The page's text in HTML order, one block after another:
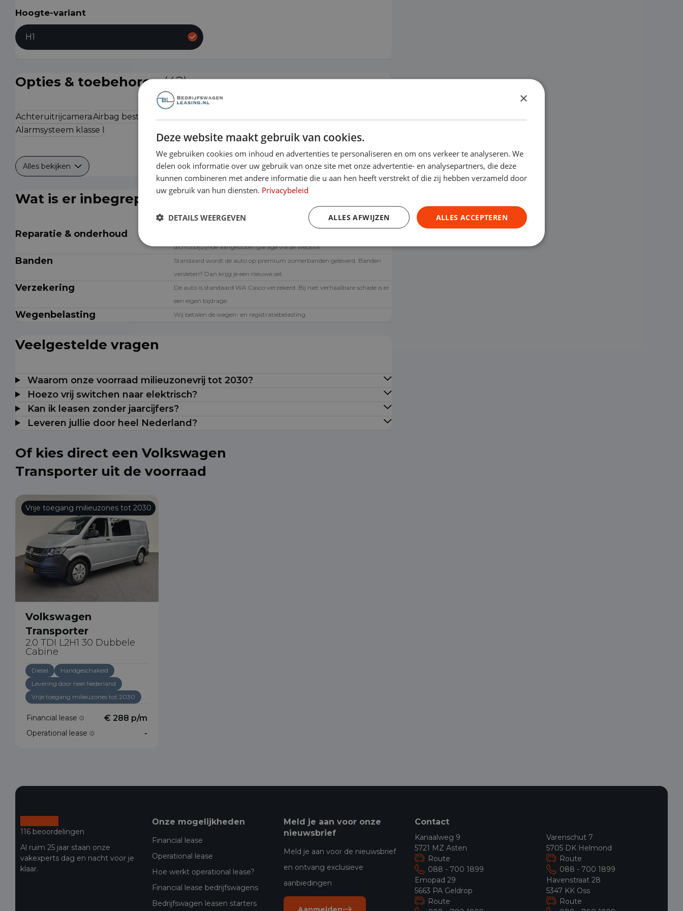
Hoogte-variant
H1
Opties & toebehoren(42)
AchteruitrijcameraAirbag bestuurder
Alarmsysteem klasse I
Alles bekijken
Wat is er inbegrepen?
Reparatie & onderhoud
dichtstbijzijnde aangesloten garage via de website.
Banden
Standaard wordt de auto op premium zomerbanden geleverd. Banden
versleten? Dan krijg je een nieuwe set.
Verzekering
De auto is standaard WA Casco verzekerd. Bij niet verhaalbare schade is er
een eigen bijdrage.
Wegenbelasting Wij betalen de wegen- en registratiebelasting.
Veelgestelde vragen
Waarom onze voorraad milieuzonevrij tot 2030?
Hoezo vrij switchen naar elektrisch?
Kan ik leasen zonder jaarcijfers?
Leveren jullie door heel Nederland?
Of kies direct een Volkswagen
Transporter uit de voorraad
Vrije toegang milieuzones tot 2030
Volkswagen
Transporter
2.0 TDI L2H1 30 Dubbele
Cabine
Diesel
Handgeschakeld
Levering door heel Nederland
Vrije toegang milieuzones tot 2030
Financial lease € 288 p/m
Operational lease -
116 beoordelingen
Al ruim 25 jaar staan onze
vakexperts dag en nacht voor je
klaar.
Onze mogelijkheden
Financial lease
Operational lease
Hoe werkt operational lease?
Financial lease bedrijfswagens
Bedrijfswagen leasen starters
Meld je aan voor onze
nieuwsbrief
Meld je aan voor de nieuwsbrief
en ontvang exclusieve
aanbiedingen
Contact
Kanaalweg 9
5721 MZ Asten
Route
088 - 700 1899
Emopad 29
5663 PA Geldrop
Route
Varenschut 7
5705 DK Helmond
Route
088 - 700 1899
Havenstraat 28
5347 KK Oss
Route
×
Deze website maakt gebruik van cookies.
We gebruiken cookies om inhoud en advertenties te personaliseren en om ons verkeer te analyseren. We
delen ook informatie over uw gebruik van onze site met onze advertentie- en analysepartners, die deze
kunnen combineren met andere informatie die u aan hen heeft verstrekt of die zij hebben verzameld door
uw gebruik van hun diensten. Privacybeleid
ALLES ACCEPTEREN
ALLES AFWIJZEN
DETAILS WEERGEVEN